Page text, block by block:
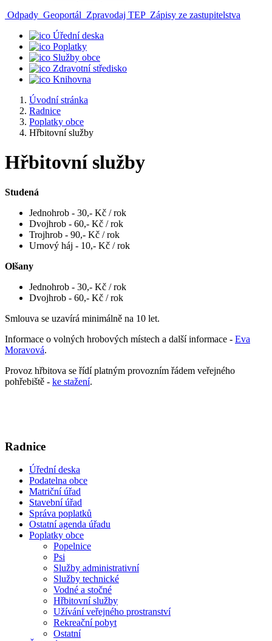
Odpady Geoportál Zpravodaj TEP Zápisy ze zastupitelstva
Úřední deska
Poplatky
Služby obce
Zdravotní středisko
Knihovna
Úvodní stránka
Radnice
Poplatky obce
Hřbitovní služby
Hřbitovní služby
Studená
Jednohrob - 30,- Kč / rok
Dvojhrob - 60,- Kč / rok
Trojhrob - 90,- Kč / rok
Urnový háj - 10,- Kč / rok
Olšany
Jednohrob - 30,- Kč / rok
Dvojhrob - 60,- Kč / rok
Smlouva se uzavírá minimálně na 10 let.
Informace o volných hrobových místech a další informace - Eva
Moravová.
Provoz hřbitova se řídí platným provozním řádem veřejného
pohřebiště - ke stažení.
Radnice
Úřední deska
Podatelna obce
Matriční úřad
Stavební úřad
Správa poplatků
Ostatní agenda úřadu
Poplatky obce
Popelnice
Psi
Služby administrativní
Služby technické
Vodné a stočné
Hřbitovní služby
Užívání veřejného prostranství
Rekreační pobyt
Ostatní